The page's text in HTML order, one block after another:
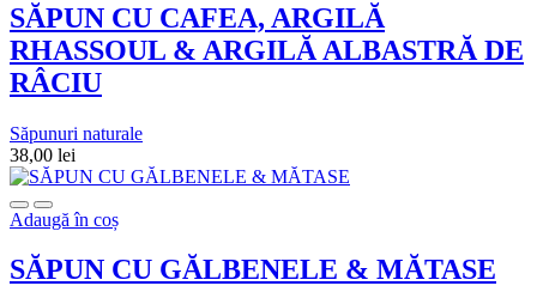
SĂPUN CU CAFEA, ARGILĂ
RHASSOUL & ARGILĂ ALBASTRĂ DE
RÂCIU
Săpunuri naturale
38,00 lei
Adaugă în coș
SĂPUN CU GĂLBENELE & MĂTASE